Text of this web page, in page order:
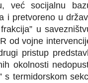
već socijalnu
i pretvoreno u
u
od vojne
pristup
okolnosti
s termidorskom